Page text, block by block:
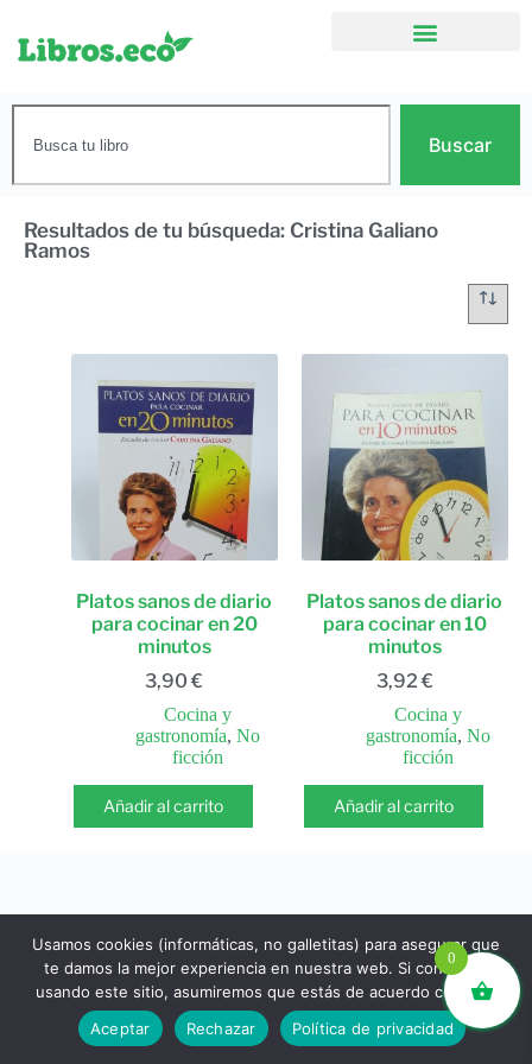
Buscar
Resultados de tu búsqueda: Cristina Galiano
Ramos
Platos sanos de diario
para cocinar en 20
minutos
3,90€
Cocina y
gastronomía,No
ficción
Añadir al carrito
Platos sanos de diario
para cocinar en 10
minutos
3,92 €
Cocina y
gastronomía,No
ficción
Añadir al carrito
libros.eco © - Desde Barcelona para el mundo 💚 |
Devoluciones y reembolsos|Política de Privacidad
0
Usamos cookies (informáticas, no galletitas) para asegurar que
te damos la mejor experiencia en nuestra web. Si continúas
usando este sitio, asumiremos que estás de acuerdo con ello.
Aceptar
Rechazar Política de privacidad